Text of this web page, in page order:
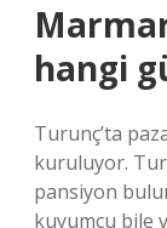
hangi
Turunç’ta
kuruluyor.
pansiyon
kuyumcu bile